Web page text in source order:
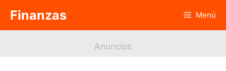
contenido
Finanzas Menú
Anuncios